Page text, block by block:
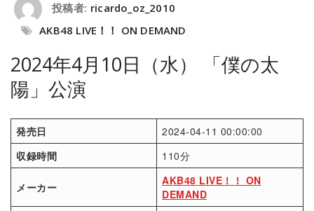
投稿者: ricardo_oz_2010
AKB48 LIVE！！ ON DEMAND
2024年4月10日（水） 「僕の太
陽」公演
発売日
2024-04-11 00:00:00
収録時間
110分
メーカー
AKB48 LIVE！！ ON
DEMAND